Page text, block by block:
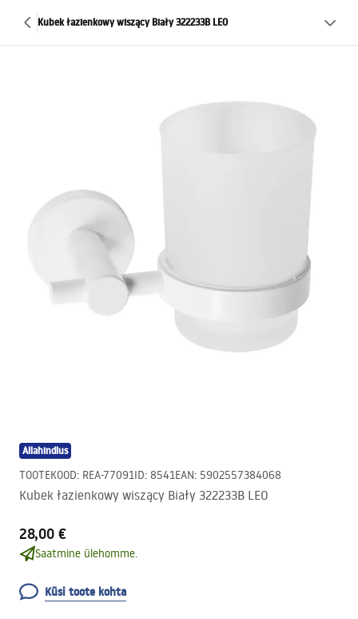
Kubek łazienkowy wiszący Biały 322233B LEO
Allahindlus
TOOTEKOOD: REA-77091ID: 8541EAN: 5902557384068
Kubek łazienkowy wiszący Biały 322233B LEO
28,00 €
Saatmine ülehomme.
Küsi toote kohta